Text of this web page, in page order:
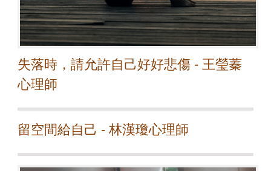
失落時，請允許自己好好悲傷 - 王瑩蓁
心理師
留空間給自己 - 林漢瓊心理師